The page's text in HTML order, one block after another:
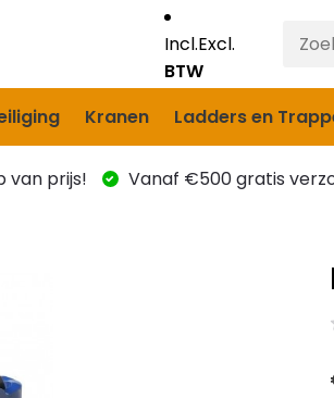
Incl.Excl.
BTW
Kranen Ladders en
van prijs! Vanaf €500 gratis